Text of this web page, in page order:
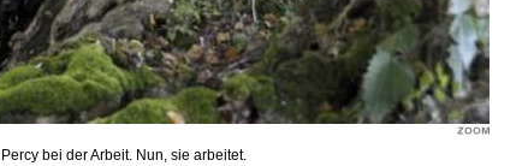
bei der Arbeit. Nun, sie arbeitet.